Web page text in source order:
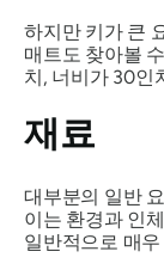
하지만 키가 큰
매트도 찾아볼
치, 너비가 30인
재료
대부분의 일반
이는 환경과 인
일반적으로 매